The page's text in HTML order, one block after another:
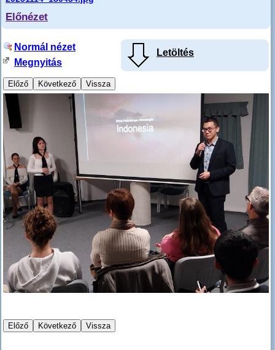
Előnézet
Letöltés
Normál nézet
Megnyitás